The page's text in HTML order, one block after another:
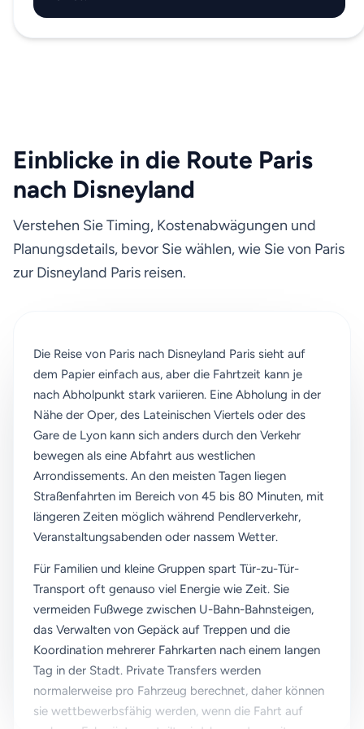
Einblicke in die Route Paris
nach Disneyland
Verstehen Sie Timing, Kostenabwägungen und
Planungsdetails, bevor Sie wählen, wie Sie von Paris
zur Disneyland Paris reisen.
Die Reise von Paris nach Disneyland Paris sieht auf
dem Papier einfach aus, aber die Fahrtzeit kann je
nach Abholpunkt stark variieren. Eine Abholung in der
Nähe der Oper, des Lateinischen Viertels oder des
Gare de Lyon kann sich anders durch den Verkehr
bewegen als eine Abfahrt aus westlichen
Arrondissements. An den meisten Tagen liegen
Straßenfahrten im Bereich von 45 bis 80 Minuten, mit
längeren Zeiten möglich während Pendlerverkehr,
Veranstaltungsabenden oder nassem Wetter.
Für Familien und kleine Gruppen spart Tür-zu-Tür-
Transport oft genauso viel Energie wie Zeit. Sie
vermeiden Fußwege zwischen U-Bahn-Bahnsteigen,
das Verwalten von Gepäck auf Treppen und die
Koordination mehrerer Fahrkarten nach einem langen
Tag in der Stadt. Private Transfers werden
normalerweise pro Fahrzeug berechnet, daher können
sie wettbewerbsfähig werden, wenn die Fahrt auf